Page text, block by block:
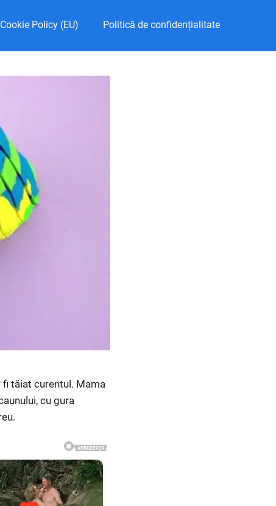
Cookie Policy (EU) Politică de confidențialitate
fi tăiat curentul. Mama
cu gura